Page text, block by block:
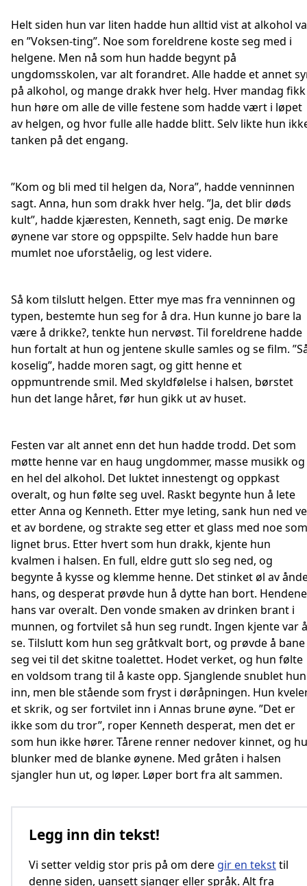
Helt siden hun var liten hadde hun alltid vist at alkohol
en ”Voksen-ting”. Noe som foreldrene koste seg med i
helgene. Men nå som hun hadde begynt på
ungdomsskolen, var alt forandret. Alle hadde et annet
på alkohol, og mange drakk hver helg. Hver mandag fikk
hun høre om alle de ville festene som hadde vært i løpet
av helgen, og hvor fulle alle hadde blitt. Selv likte hun
tanken på det engang.
”Kom og bli med til helgen da, Nora”, hadde venninnen
sagt. Anna, hun som drakk hver helg. ”Ja, det blir døds
kult”, hadde kjæresten, Kenneth, sagt enig. De mørke
øynene var store og oppspilte. Selv hadde hun bare
mumlet noe uforståelig, og lest videre.
Så kom tilslutt helgen. Etter mye mas fra venninnen og
typen, bestemte hun seg for å dra. Hun kunne jo bare la
være å drikke?, tenkte hun nervøst. Til foreldrene hadde
hun fortalt at hun og jentene skulle samles og se film.
koselig”, hadde moren sagt, og gitt henne et
oppmuntrende smil. Med skyldfølelse i halsen, børstet
hun det lange håret, før hun gikk ut av huset.
Festen var alt annet enn det hun hadde trodd. Det som
møtte henne var en haug ungdommer, masse musikk og
en hel del alkohol. Det luktet innestengt og oppkast
overalt, og hun følte seg uvel. Raskt begynte hun å lete
etter Anna og Kenneth. Etter mye leting, sank hun ned
et av bordene, og strakte seg etter et glass med noe som
lignet brus. Etter hvert som hun drakk, kjente hun
kvalmen i halsen. En full, eldre gutt slo seg ned, og
begynte å kysse og klemme henne. Det stinket øl av
hans, og desperat prøvde hun å dytte han bort. Hendene
hans var overalt. Den vonde smaken av drinken brant i
munnen, og fortvilet så hun seg rundt. Ingen kjente var å
se. Tilslutt kom hun seg gråtkvalt bort, og prøvde å bane
seg vei til det skitne toalettet. Hodet verket, og hun følte
en voldsom trang til å kaste opp. Sjanglende snublet hun
inn, men ble stående som fryst i døråpningen. Hun
et skrik, og ser fortvilet inn i Annas brune øyne. ”Det er
ikke som du tror”, roper Kenneth desperat, men det er
som hun ikke hører. Tårene renner nedover kinnet, og
blunker med de blanke øynene. Med gråten i halsen
sjangler hun ut, og løper. Løper bort fra alt sammen.
Legg inn din tekst!
Vi setter veldig stor pris på om dere gir en teksttil
denne siden, uansett sjanger eller språk. Alt fra